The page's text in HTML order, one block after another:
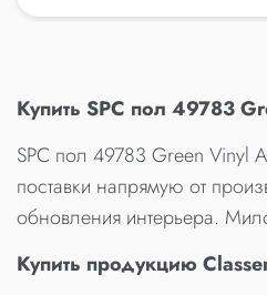
Купить SPC пол 49783
SPC пол 49783 Green Vinyl
поставки напрямую от
обновления интерьера.
Купить продукцию